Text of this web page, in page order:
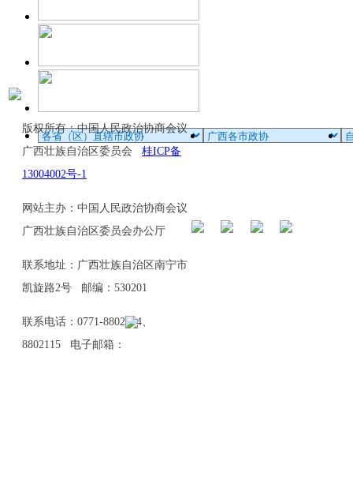
版权所有：中国人民政治协商会议
广西壮族自治区委员会 桂ICP备
13004002号-1
网站主办：中国人民政治协商会议
广西壮族自治区委员会办公厅
联系地址：广西壮族自治区南宁市
凯旋路2号 邮编：530201
联系电话：0771-8802114、
8802115 电子邮箱：